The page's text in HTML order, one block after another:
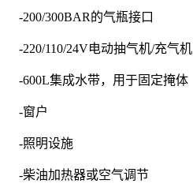
-200/300BAR的气瓶接口
-220/110/24V电动抽气机/充气机
-600L集成水带，用于固定掩体
-窗户
-照明设施
-柴油加热器或空气调节